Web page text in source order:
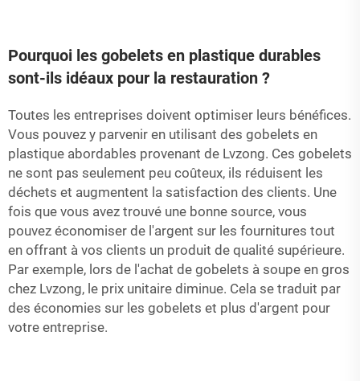
Pourquoi les gobelets en plastique durables
sont-ils idéaux pour la restauration ?
Toutes les entreprises doivent optimiser leurs bénéfices.
Vous pouvez y parvenir en utilisant des gobelets en
plastique abordables provenant de Lvzong. Ces gobelets
ne sont pas seulement peu coûteux, ils réduisent les
déchets et augmentent la satisfaction des clients. Une
fois que vous avez trouvé une bonne source, vous
pouvez économiser de l'argent sur les fournitures tout
en offrant à vos clients un produit de qualité supérieure.
Par exemple, lors de l'achat de gobelets à soupe en gros
chez Lvzong, le prix unitaire diminue. Cela se traduit par
des économies sur les gobelets et plus d'argent pour
votre entreprise.